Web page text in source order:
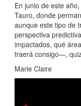
En junio de este
Tauro, donde
aunque este tipo de
perspectiva
impactados, qué
traerá consigo—,
Marie Claire